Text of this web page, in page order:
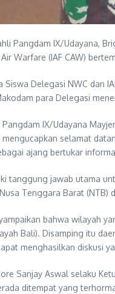
Pangdam IX/Udayana,
Warfare (IAF CAW)
Siswa Delegasi NWC dan
para Delegasi
IX/Udayana
selamat
ajang bertukar
tanggung jawab utama
Tenggara Barat (NTB)
bahwa wilayah
Bali). Disamping itu
menghasilkan diskusi
Sanjay Aswal selaku
ditempat yang